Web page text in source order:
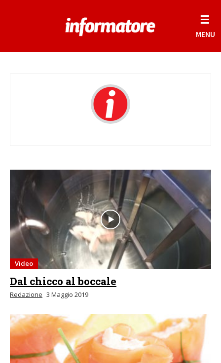
☰
MENU
Video
Dal chicco al boccale
Redazione 3 Maggio 2019